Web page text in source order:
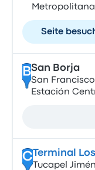
Seite
BSan Borja
San
Estación
CTerminal
Tucapel